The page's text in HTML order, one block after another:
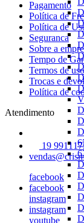
Pagamento
Política de
Política de
Seguranca
Sobre a
Tempo de
Termos de uso
Trocas e
Política de
Atendimento
19
facebook
facebook
instagram
instagram
youtube